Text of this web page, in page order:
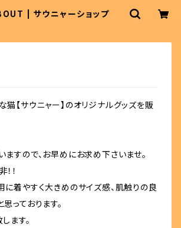
| サウニャーショップ
猫【サウニャー】のオリジナルグッズを販
ますので、お早めにお求め下さいませ。
！
に着やすく大きめのサイズ感、肌触りの良
っております。
ます。